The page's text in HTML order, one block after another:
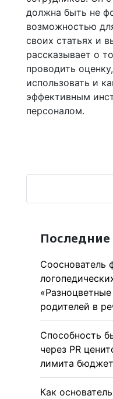
должна быть не
возможностью
своих статьях и
рассказывает о
проводить
использовать и
эффективным
персоналом.
Последние
Сооснователь
родителей в
Способность
через PR
лимита
Как